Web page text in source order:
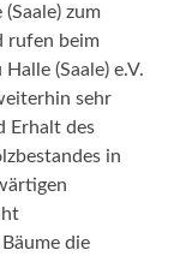
zum
rufen beim
(Saale) e.V.
sehr
Erhalt des
in
die